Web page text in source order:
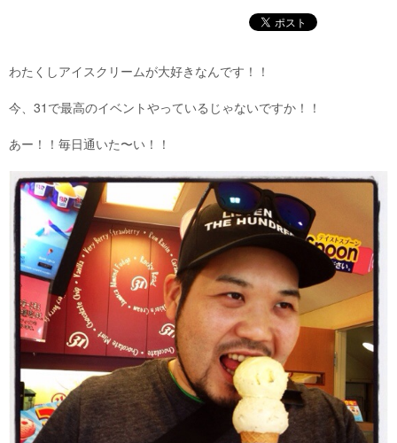
Blog
Contact
わたくしアイスクリームが大好きなんです！！
今、31で最高のイベントやっているじゃないですか！！
あー！！毎日通いた〜い！！